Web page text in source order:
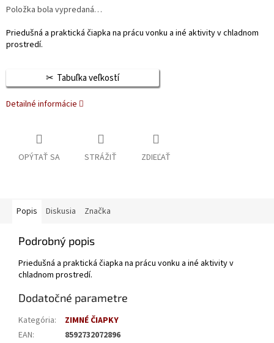
Položka bola vypredaná…
Priedušná a praktická čiapka na prácu vonku a iné aktivity v chladnom
prostredí.
Tabuľka veľkostí
Detailné informácie
OPÝTAŤ SA STRÁŽIŤ ZDIEĽAŤ
Popis Diskusia Značka
Podrobný popis
Priedušná a praktická čiapka na prácu vonku a iné aktivity v
chladnom prostredí.
Dodatočné parametre
Kategória:
ZIMNÉ ČIAPKY
EAN:
8592732072896